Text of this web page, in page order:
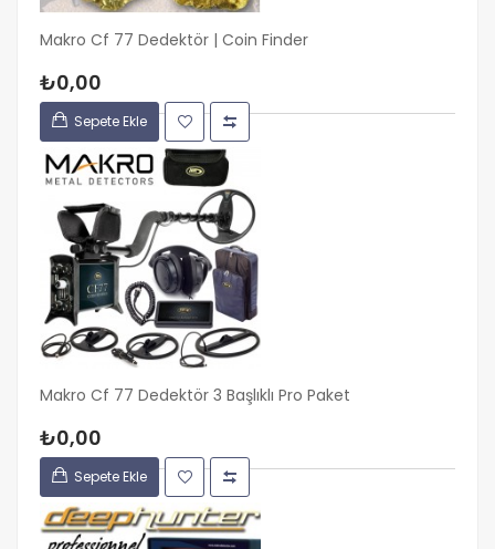
Makro Cf 77 Dedektör | Coin Finder
₺0,00
Sepete Ekle
Makro Cf 77 Dedektör 3 Başlıklı Pro Paket
₺0,00
Sepete Ekle